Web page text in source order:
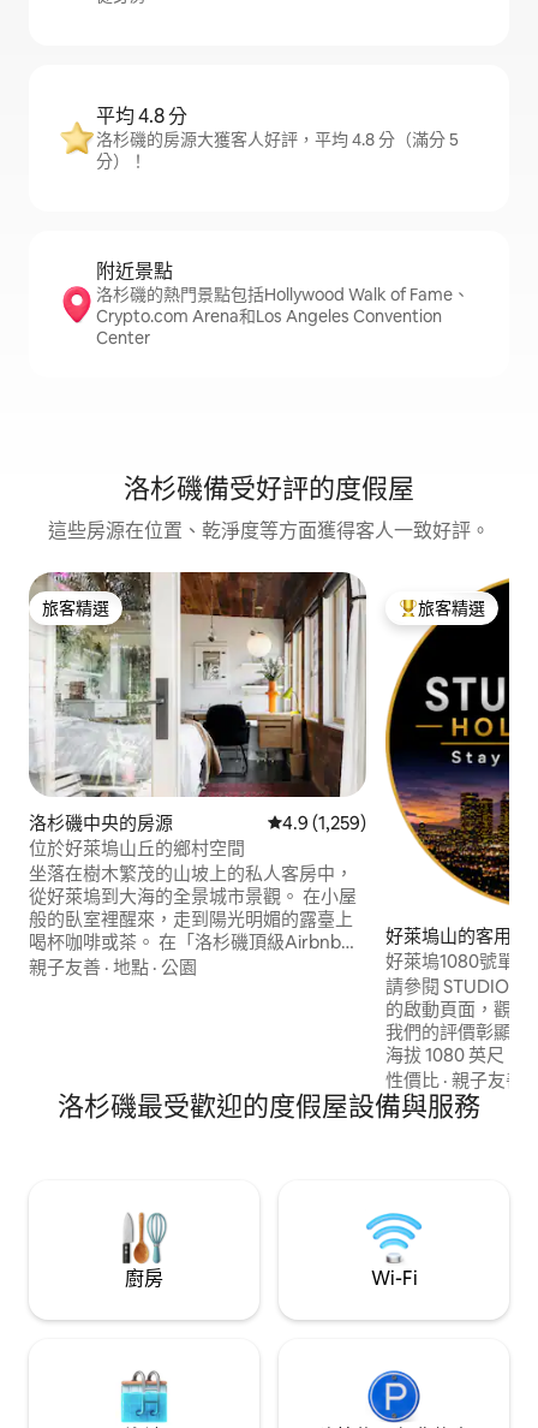
平均 4.8 分
洛杉磯的房源大獲客人好評，平均 4.8 分（滿分 5
分）！
附近景點
洛杉磯的熱門景點包括Hollywood Walk of Fame、
Crypto.com Arena和Los Angeles Convention
Center
洛杉磯備受好評的度假屋
這些房源在位置、乾淨度等方面獲得客人一致好評。
旅客精選
旅客精選
洛杉磯中央的房源 從 1,259 則評價中獲得 4.9 的平
4.9 (1,259)
位於好萊塢山丘的鄉村空間
坐落在樹木繁茂的山坡上的私人客房中，
從好萊塢到大海的全景城市景觀。 在小屋
般的臥室裡醒來，走到陽光明媚的露臺上
喝杯咖啡或茶。 在「洛杉磯頂級Airbnb房
源」中發佈
樂藍牙揚聲器。 還包括一個熱板，所有必
要的烹飪用具，一臺帶豆莢的Nespresso
帶來任何混亂。 帶上您的設備，因為它們
會滿意整個房子，內部和外部的快速互聯
網和電源端口。 廁所和水槽距離法國門僅
一步之遙，位於房源主圖的鹿角後面。 冰
箱也位於單位外面，距離對面的法國門一
步之遙。 房客單位需要您能夠從街道上爬
梯感到舒適。 您可以使用照片中顯示的外
部日光浴牀，並在通往房客單位的人行道
上進入室外淋浴。 房客單位位於我家後
親子友善 · 地點 · 公園
旅客精選榜首
旅客精選
好萊塢山的客用套
好萊塢1080號單
觀/隱私
請參閱 STUDIO
的啟動頁面，觀看
我們的評價彰顯一
海拔 1080 英尺，
歡Sonos音響和自
Espresso Bar和吊
公寓提供高級設備
新 執照號碼：
性價比 ·親子友善
洛杉磯最受歡迎的度假屋設備與服務
廚房 Wi-Fi